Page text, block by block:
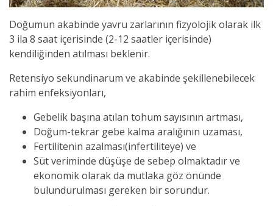
Doğumun akabinde yavru zarlarının fizyolojik olarak ilk
3 ila 8 saat içerisinde (2-12 saatler içerisinde)
kendiliğinden atılması beklenir.
Retensiyo sekundinarum ve akabinde şekillenebilecek
rahim enfeksiyonları,
Gebelik başına atılan tohum sayısının artması,
Doğum-tekrar gebe kalma aralığının uzaması,
Fertilitenin azalması(infertiliteye) ve
Süt veriminde düşüşe de sebep olmaktadır ve
ekonomik olarak da mutlaka göz önünde
bulundurulması gereken bir sorundur.